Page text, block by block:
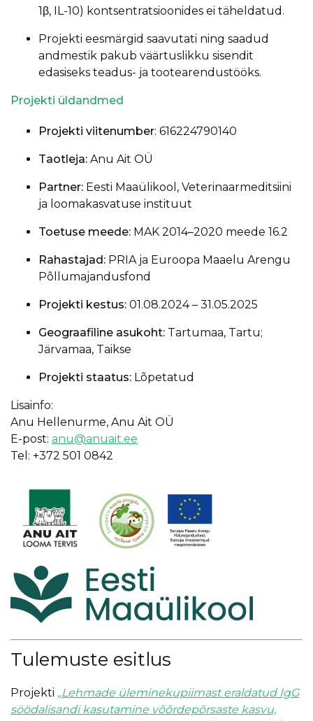
1β, IL-10) kontsentratsioonides ei täheldatud.
Projekti eesmärgid saavutati ning saadud
andmestik pakub väärtuslikku sisendit
edasiseks teadus- ja tootearendustööks.
Projekti üldandmed
Projekti viitenumber: 616224790140
Taotleja: Anu Ait OÜ
Partner: Eesti Maaülikool, Veterinaarmeditsiini
ja loomakasvatuse instituut
Toetuse meede: MAK 2014–2020 meede 16.2
Rahastajad: PRIA ja Euroopa Maaelu Arengu
Põllumajandusfond
Projekti kestus: 01.08.2024 – 31.05.2025
Geograafiline asukoht: Tartumaa, Tartu;
Järvamaa, Taikse
Projekti staatus: Lõpetatud
Lisainfo:
Anu Hellenurme, Anu Ait OÜ
E-post: anu@anuait.ee
Tel: +372 501 0842
Tulemuste esitlus
Projekti „Lehmade üleminekupiimast eraldatud IgG
söödalisandi kasutamine võõrdepõrsaste kasvu,